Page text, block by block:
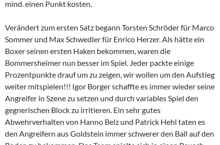
mind. einen Punkt kosten.
Verändert zum ersten Satz begann Torsten Schröder für Marco
Sommer und Max Schwedler für Enrico Herzer. Als hätte ein
Boxer seinen ersten Haken bekommen, waren die
Bommersheimer nun besser im Spiel. Jeder packte einige
Prozentpunkte drauf um zu zeigen, wir wollen um den Aufstieg
weiter mitspielen!!! Igor Borger schaffte es immer wieder seine
Angreifer in Szene zu setzen und durch variables Spiel den
gegnerischen Block zu irritieren. Ein sehr gutes
Abwehrverhalten von Hanno Belz und Patrick Hehl taten es
den Angreifern aus Goldstein immer schwerer den Ball auf den